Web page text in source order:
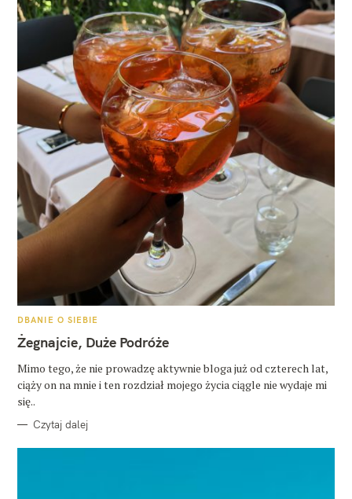
K
T
E
O
R
I
DBANIE O SIEBIE
Żegnajcie, Duże Podróże
Mimo tego, że nie prowadzę aktywnie bloga już od czterech lat,
ciąży on na mnie i ten rozdział mojego życia ciągle nie wydaje mi
się..
Czytaj dalej